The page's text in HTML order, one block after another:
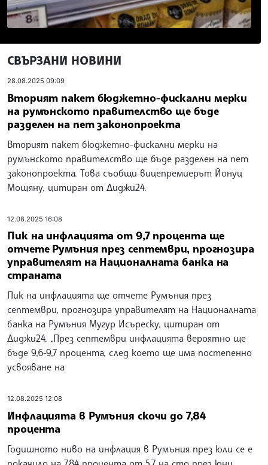
СВЪРЗАНИ НОВИНИ
28.08.2025 09:09
Вторият пакет бюджетно-фискални мерки
на румънското правителство ще бъде
разделен на пет законопроекта
Вторият пакет бюджетно-фискални мерки на
румънското правителство ще бъде разделен на пет
законопроекта. Това съобщи вицепремиерът Йонуц
Мощяну, цитиран от Диджи24.
12.08.2025 16:08
Пик на инфлацията от 9,7 процента ще
отчете Румъния през септември, прогнозира
управителят на Националната банка на
страната
Пик на инфлацията ще отчете Румъния през
септември, прогнозира управителят на Националната
банка на Румъния Мугур Исъреску, цитиран от
Диджи24. „През септември инфлацията вероятно ще
бъде 9,6-9,7 процента, след което ще има постепенно
усвояване на
12.08.2025 12:08
Инфлацията в Румъния скочи до 7,84
процента
Годишното ниво на инфлация в Румъния през юли се е